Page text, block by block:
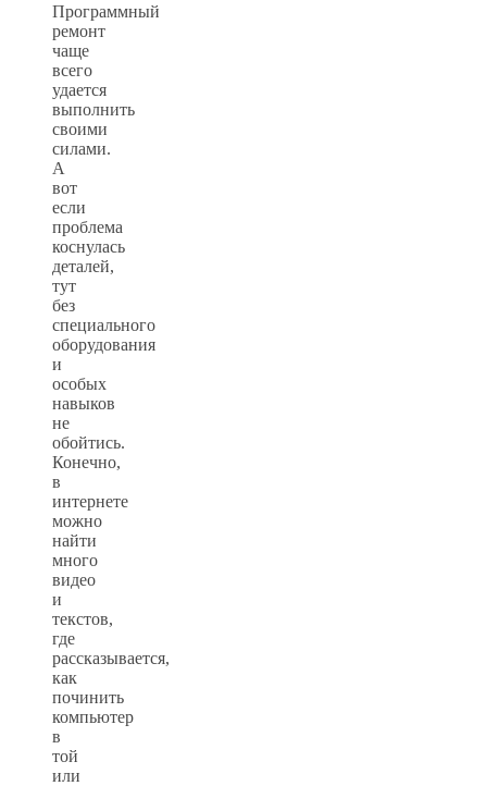
Программный
ремонт
чаще
всего
удается
выполнить
своими
силами.
А
вот
если
проблема
коснулась
деталей,
тут
без
специального
оборудования
и
особых
навыков
не
обойтись.
Конечно,
в
интернете
можно
найти
много
видео
и
текстов,
где
рассказывается,
как
починить
компьютер
в
той
или